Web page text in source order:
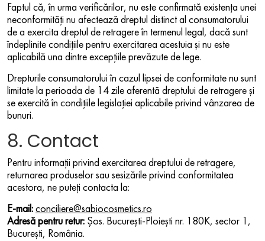
Faptul că, în urma verificărilor, nu este confirmată existența unei
neconformități nu afectează dreptul distinct al consumatorului
de a exercita dreptul de retragere în termenul legal, dacă sunt
îndeplinite condițiile pentru exercitarea acestuia și nu este
aplicabilă una dintre excepțiile prevăzute de lege.
Drepturile consumatorului în cazul lipsei de conformitate nu sunt
limitate la perioada de 14 zile aferentă dreptului de retragere și
se exercită în condițiile legislației aplicabile privind vânzarea de
bunuri.
8. Contact
Pentru informații privind exercitarea dreptului de retragere,
returnarea produselor sau sesizările privind conformitatea
acestora, ne puteți contacta la:
E-mail:conciliere@sabiocosmetics.ro
Adresă pentru retur: Șos. București-Ploiești nr. 180K, sector 1,
București, România.